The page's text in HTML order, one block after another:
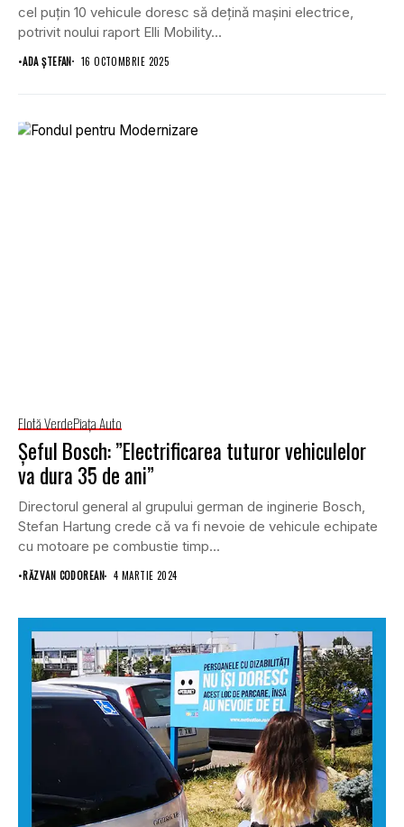
cel puțin 10 vehicule doresc să dețină mașini electrice,
potrivit noului raport Elli Mobility...
•ADA ȘTEFAN 16 OCTOMBRIE 2025
Flotă VerdePiaţa Auto
Șeful Bosch: ”Electrificarea tuturor vehiculelor
va dura 35 de ani”
Directorul general al grupului german de inginerie Bosch,
Stefan Hartung crede că va fi nevoie de vehicule echipate
cu motoare pe combustie timp...
•RĂZVAN CODOREAN 4 MARTIE 2024